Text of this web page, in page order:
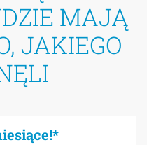
MAJĄ
JAKIEGO